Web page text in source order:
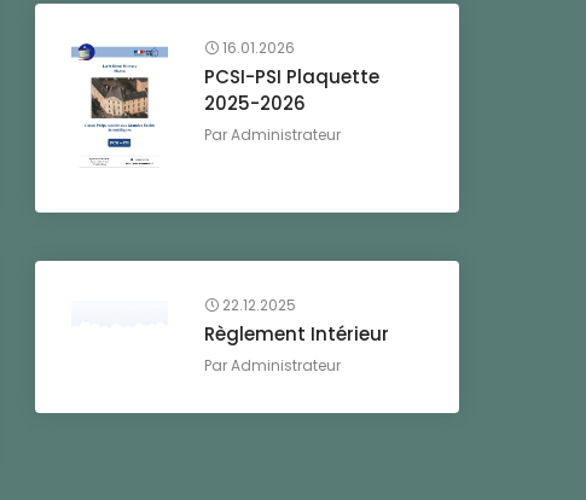
16.01.2026
PCSI-PSI Plaquette
2025-2026
ParAdministrateur
22.12.2025
Règlement Intérieur
ParAdministrateur